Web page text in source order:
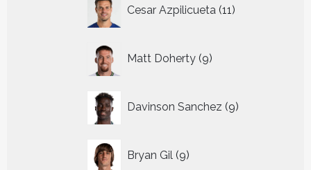
Cesar Azpilicueta 11
producten
Matt Doherty 9
producten
Davinson Sanchez 9
producten
Bryan Gil 9
producten